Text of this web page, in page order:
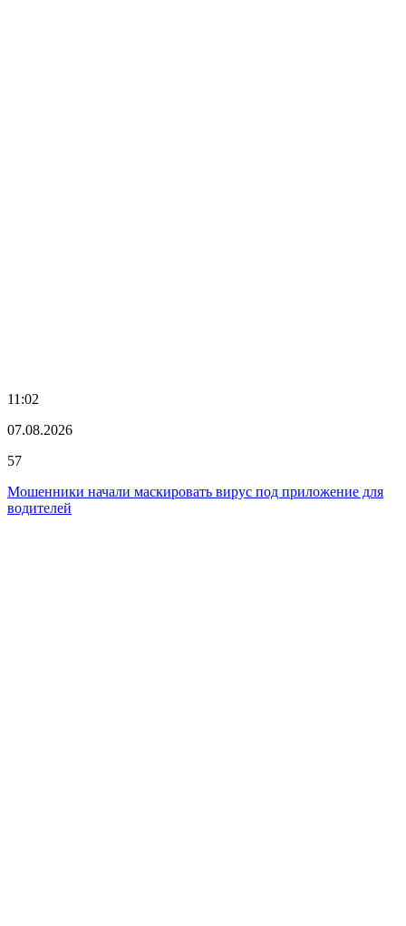
11:02
07.08.2026
57
Мошенники начали маскировать вирус под приложение для
водителей